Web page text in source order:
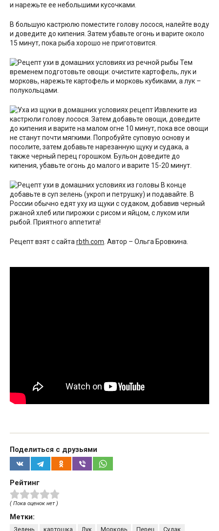
и нарежьте ее небольшими кусочками.
В большую кастрюлю поместите голову лосося, налейте воду
и доведите до кипения. Затем убавьте огонь и варите около
15 минут, пока рыба хорошо не приготовится.
Тем
временем подготовьте овощи: очистите картофель, лук и
морковь, нарежьте картофель и морковь кубиками, а лук –
полукольцами.
Извлеките из
кастрюли голову лосося. Затем добавьте овощи, доведите
до кипения и варите на малом огне 10 минут, пока все овощи
не станут почти мягкими. Попробуйте суповую основу и
посолите, затем добавьте нарезанную щуку и судака, а
также черный перец горошком. Бульон доведите до
кипения, убавьте огонь до малого и варите 15-20 минут.
В конце
добавьте в суп зелень (укроп и петрушку) и подавайте. В
России обычно едят уху из щуки с судаком, добавив черный
ржаной хлеб или пирожки с рисом и яйцом, с луком или
рыбой. Приятного аппетита!
Рецепт взят с сайта rbth.com . Автор – Ольга Бровкина.
Поделиться с друзьями
Рейтинг
( Пока оценок нет )
Метки:
Зелень картошка Лук Морковь Перец Судак